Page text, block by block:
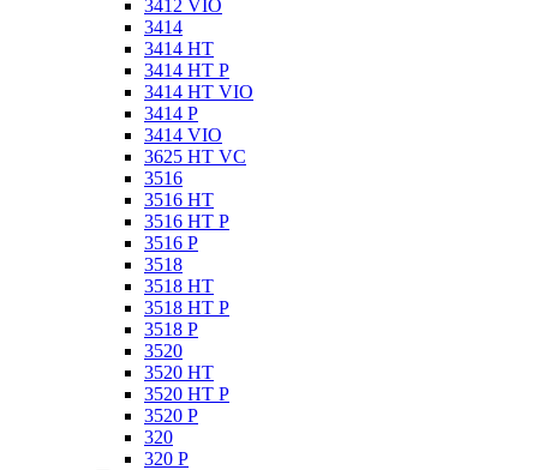
3412 VIO
3414
3414 HT
3414 HT P
3414 HT VIO
3414 P
3414 VIO
3625 HT VC
3516
3516 HT
3516 HT P
3516 P
3518
3518 HT
3518 HT P
3518 P
3520
3520 HT
3520 HT P
3520 P
320
320 P